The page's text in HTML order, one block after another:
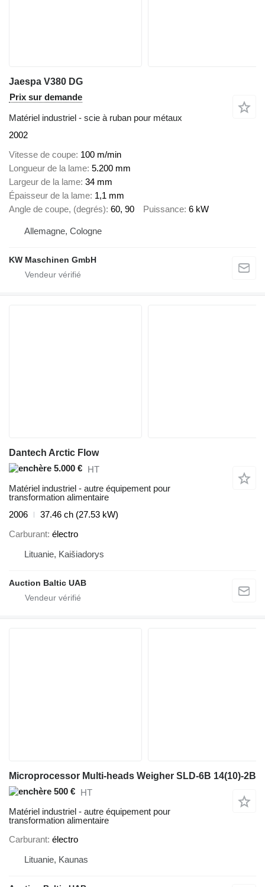
Jaespa V380 DG
Prix sur demande
Matériel industriel - scie à ruban pour métaux
2002
Vitesse de coupe 100 m/min
Longueur de la lame 5.200 mm
Largeur de la lame 34 mm
Épaisseur de la lame 1,1 mm
Angle de coupe, (degrés) 60, 90 Puissance 6 kW
Allemagne, Cologne
KW Maschinen GmbH
Dantech Arctic Flow
5.000 € HT
Matériel industriel - autre équipement pour
transformation alimentaire
2006
37.46 ch (27.53 kW)
Carburant électro
Lituanie, Kaišiadorys
Auction Baltic UAB
Microprocessor Multi-heads Weigher SLD-6B 14(10)-2B
500 € HT
Matériel industriel - autre équipement pour
transformation alimentaire
Carburant électro
Lituanie, Kaunas